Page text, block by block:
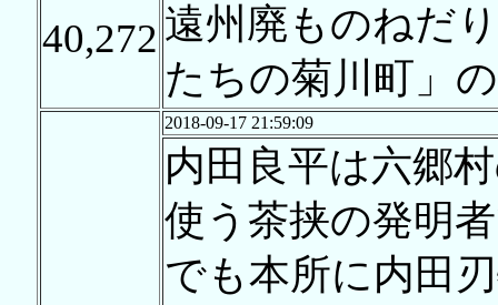
40,272 遠州廃ものねだ
たちの菊川町」
2018-09-17 21:59:09
内田良平は六郷
使う茶挟の発明
でも本所に内田